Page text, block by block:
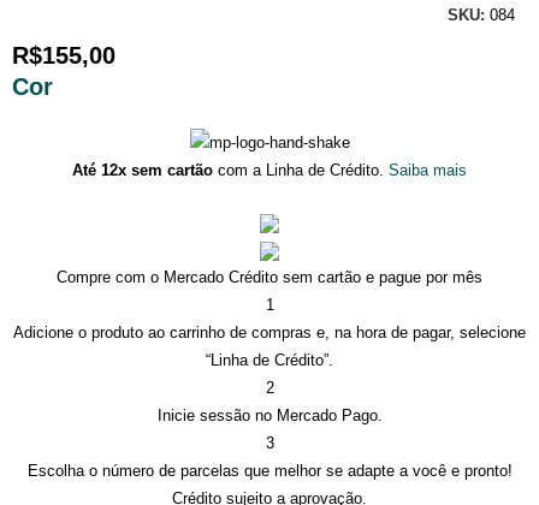
SKU: 084
R$155,00
Cor
Até 12x sem cartão com a Linha de Crédito. Saiba mais
Compre com o Mercado Crédito sem cartão e pague por mês
1
Adicione o produto ao carrinho de compras e, na hora de pagar, selecione
“Linha de Crédito”.
2
Inicie sessão no Mercado Pago.
3
Escolha o número de parcelas que melhor se adapte a você e pronto!
Crédito sujeito a aprovação.